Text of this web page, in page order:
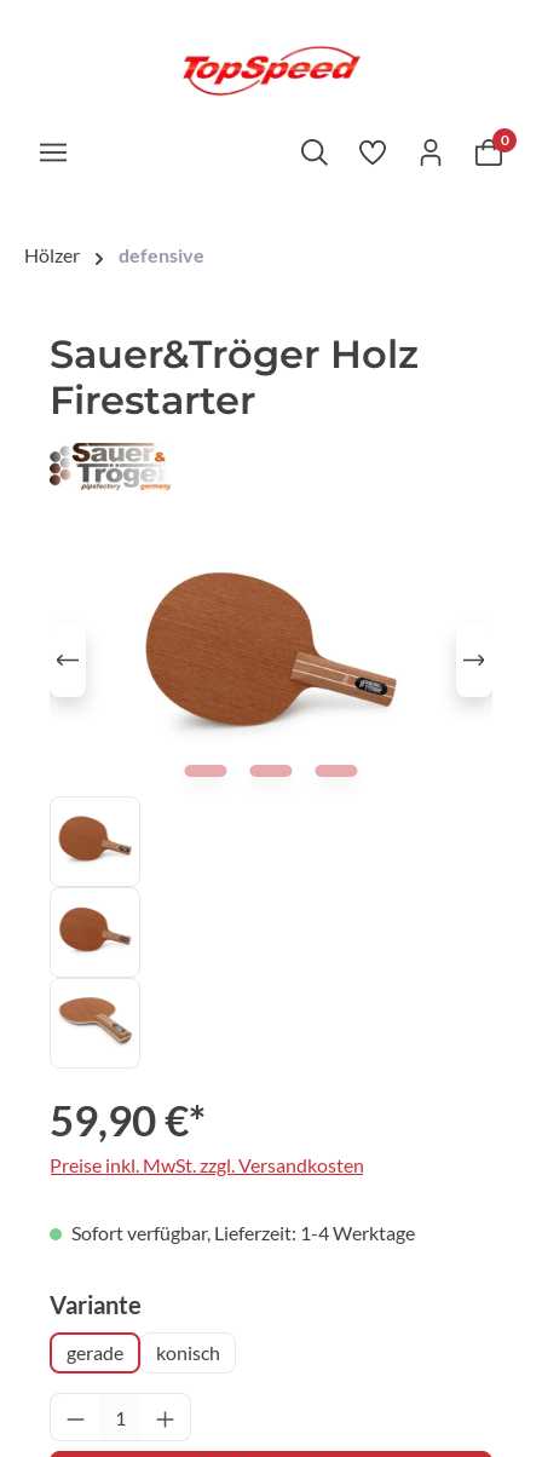
0
Hölzer defensive
Sauer&Tröger Holz
Firestarter
59,90 €*
Preise inkl. MwSt. zzgl. Versandkosten
Sofort verfügbar, Lieferzeit: 1-4 Werktage
Variante
gerade konisch
Produkt Anzahl: Gib den gewünschten